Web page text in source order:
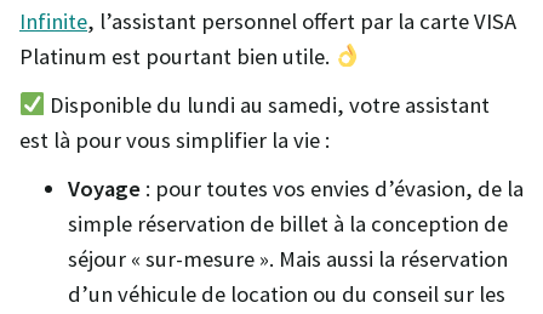
Infinite, l’assistant personnel offert par la carte VISA
Platinum est pourtant bien utile.
Disponible du lundi au samedi, votre assistant
est là pour vous simplifier la vie :
Voyage : pour toutes vos envies d’évasion, de la
simple réservation de billet à la conception de
séjour « sur-mesure ». Mais aussi la réservation
d’un véhicule de location ou du conseil sur les